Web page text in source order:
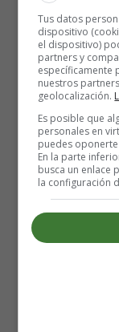
Pero la
materiales,
escuchar a
una sonrisa a
ahí para
Además,el
amables y
tener
tratarlas con
También es
enfocamos
Tus datos
dispositivo
el dispositivo)
partners y
específicamente
nuestros
geolocalización.
Es posible que
personales en
puedes
En la parte
busca un enlace
la configuración